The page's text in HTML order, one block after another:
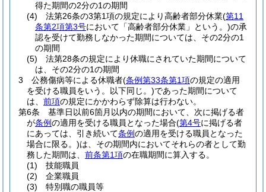
得た期間の2分の1の期間
(4)
法第26条の3第1項の規定により高齢者部分休業(第11
条第2項第3号において「高齢者部分休業」という。)の承
認を受けて勤務しなかった期間については、その2分の1
の期間
(5)
法第28条の規定により休職にされていた期間について
は、その2分の1の期間
3
公務傷病等による休職者(条例第33条第1項の規定の適用
を受ける職員をいう。以下同じ。)であった期間について
は、 前項の規定にかかわらず除算は行わない。
第6条
基準日以前6箇月以内の期間において、次に掲げる者
が条例の適用を受ける職員となった場合(第4号に掲げる者
にあっては、引き続いて条例の適用を受ける職員となった
場合に限る。)は、その期間内においてそれらの者として勤
務した期間は、 前条第1項の在職期間に算入する。
(1)
技能職員
(2)
企業職員
(3)
特別職の職員等